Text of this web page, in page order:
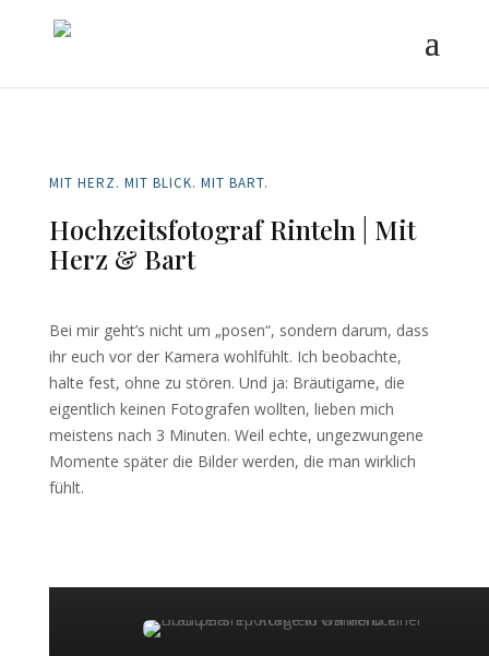
MIT HERZ. MIT BLICK. MIT BART.
Hochzeitsfotograf Rinteln | Mit
Herz & Bart
Bei mir geht’s nicht um „posen“, sondern darum, dass
ihr euch vor der Kamera wohlfühlt. Ich beobachte,
halte fest, ohne zu stören. Und ja: Bräutigame, die
eigentlich keinen Fotografen wollten, lieben mich
meistens nach 3 Minuten. Weil echte, ungezwungene
Momente später die Bilder werden, die man wirklich
fühlt.